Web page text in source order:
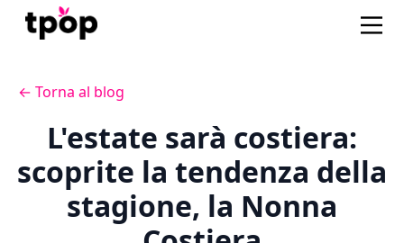
← Torna al blog
L'estate sarà costiera:
scoprite la tendenza della
stagione, la Nonna